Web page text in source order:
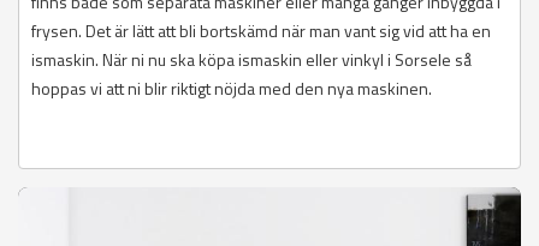
frysen. Det är lätt att bli bortskämd när man vant sig vid att ha en
ismaskin. När ni nu ska köpa ismaskin eller vinkyl i Sorsele så
hoppas vi att ni blir riktigt nöjda med den nya maskinen.